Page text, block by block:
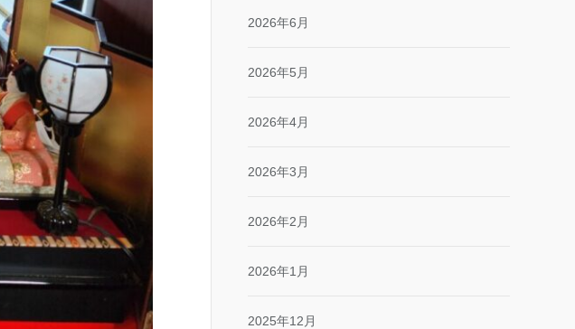
2026年6月
2026年5月
2026年4月
2026年3月
2026年2月
2026年1月
2025年12月